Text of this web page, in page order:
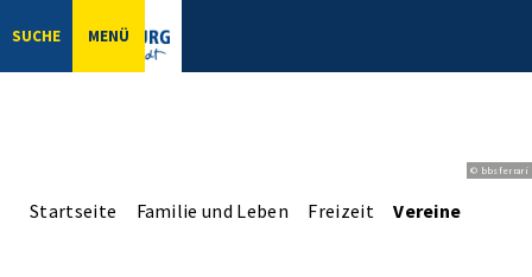
SUCHE MENÜ
© bbsferrari
Startseite Familie und Leben Freizeit Vereine